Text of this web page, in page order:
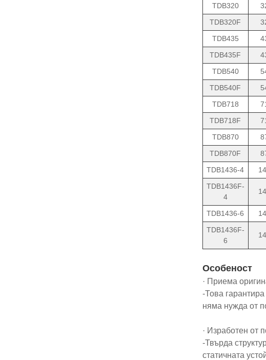
TDB320
TDB320F
TDB435
TDB435F
TDB540
TDB540F
TDB718
TDB718F
TDB870
TDB870F
TDB1436-4
TDB1436F-
4
TDB1436-6
TDB1436F-
6
Особеност
· Приема
-Това
няма нужда от
· Изработен от
-Твърда
статичната